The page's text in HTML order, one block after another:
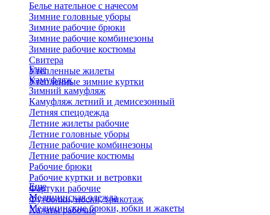
Белье нательное с начесом
Зимние головные уборы
Зимние рабочие брюки
Зимние рабочие комбинезоны
Зимние рабочие костюмы
Свитера
Утепленные жилеты
Утепленные зимние куртки
Еще
Камуфляж
Зимний камуфляж
Камуфляж летний и демисезонный
Летняя спецодежда
Летние жилеты рабочие
Летние головные уборы
Летние рабочие комбинезоны
Летние рабочие костюмы
Рабочие брюки
Рабочие куртки и ветровки
Фартуки рабочие
Футболки, носки, трикотаж
Халаты рабочие
Еще
Медицинская одежда
Медицинские брюки, юбки и жакеты